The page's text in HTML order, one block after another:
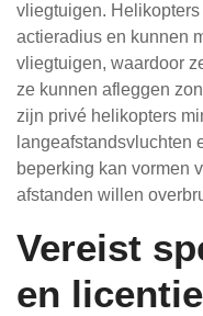
vliegtuigen.
actieradius en kunnen
vliegtuigen, waardoor
ze kunnen afleggen
zijn privé helikopters
langeafstandsvluchten
beperking kan vormen
afstanden willen
Vereist
en